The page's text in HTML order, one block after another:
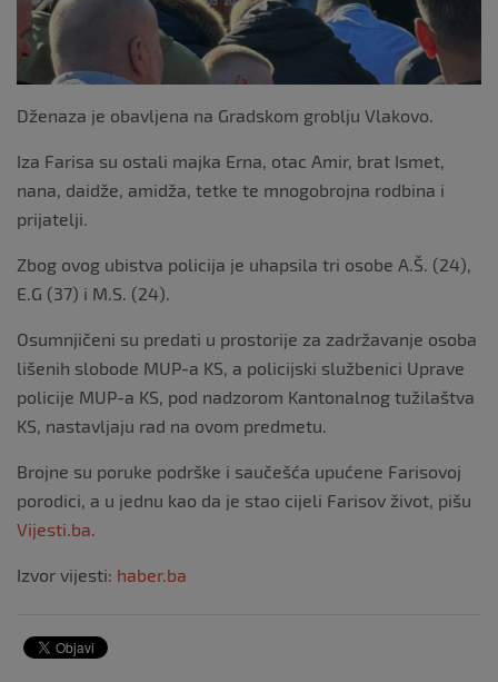
Dženaza je obavljena na Gradskom groblju Vlakovo.
Iza Farisa su ostali majka Erna, otac Amir, brat Ismet,
nana, daidže, amidža, tetke te mnogobrojna rodbina i
prijatelji.
Zbog ovog ubistva policija je uhapsila tri osobe A.Š. (24),
E.G (37) i M.S. (24).
Osumnjičeni su predati u prostorije za zadržavanje osoba
lišenih slobode MUP-a KS, a policijski službenici Uprave
policije MUP-a KS, pod nadzorom Kantonalnog tužilaštva
KS, nastavljaju rad na ovom predmetu.
Brojne su poruke podrške i saučešća upućene Farisovoj
porodici, a u jednu kao da je stao cijeli Farisov život, pišu
Vijesti.ba
Izvor vijesti: haber.ba